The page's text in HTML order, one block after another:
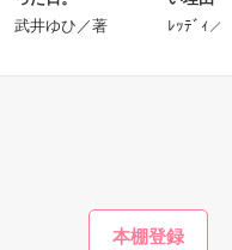
。
した〜良かったら読ん
武井ゆひ／著
ﾚｯﾃﾞｨ／